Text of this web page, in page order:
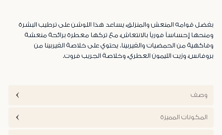
بفضل قوامه المنعش والمنزلق، يساعد هذا اللوشن على ترطيب البشرة
ومنحها إحساساً فورياً بالانتعاش، مع تركها معطرة برائحة منعشة
وفاكهية من الحمضيات والفيربينا. يحتوي على خلاصة الفيربينا من
بروفانس، وزيت الليمون العطري، وخلاصة الجريب فروت.
وصف
المكونات المميزة